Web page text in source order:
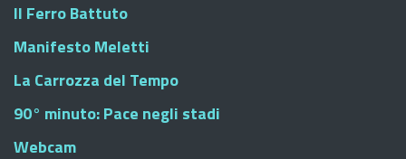
Il Ferro Battuto
Manifesto Meletti
La Carrozza del Tempo
90° minuto: Pace negli stadi
Webcam